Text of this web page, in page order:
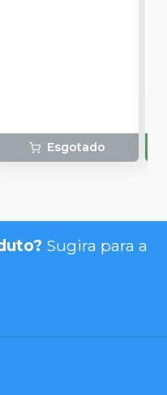
Esgotado
Sugira para a